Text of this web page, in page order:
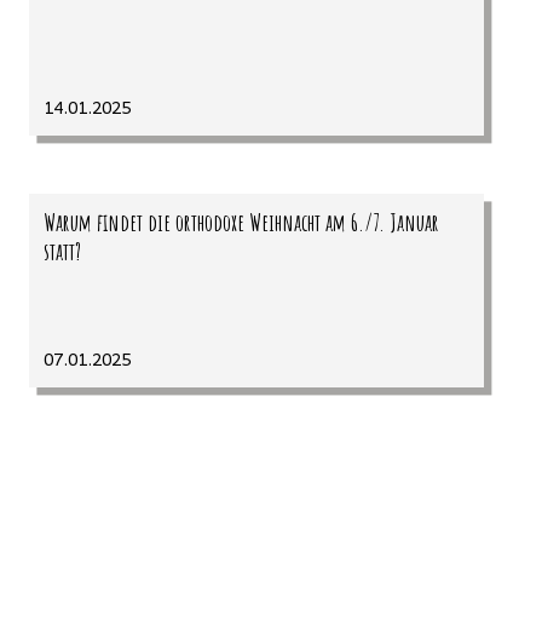
14.01.2025
Warum findet die orthodoxe Weihnacht am 6./7. Januar
statt?
07.01.2025